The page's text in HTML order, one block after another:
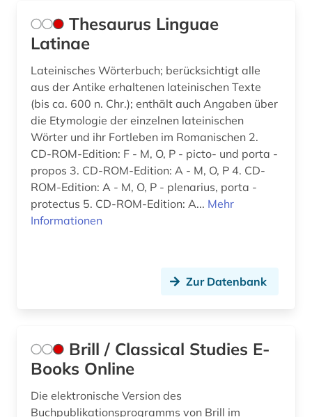
Thesaurus Linguae
Latinae
Lateinisches Wörterbuch; berücksichtigt alle
aus der Antike erhaltenen lateinischen Texte
(bis ca. 600 n. Chr.); enthält auch Angaben über
die Etymologie der einzelnen lateinischen
Wörter und ihr Fortleben im Romanischen 2.
CD-ROM-Edition: F - M, O, P - picto- und porta -
propos 3. CD-ROM-Edition: A - M, O, P 4. CD-
ROM-Edition: A - M, O, P - plenarius, porta -
protectus 5. CD-ROM-Edition: A... Mehr
Informationen
Zur Datenbank
Brill / Classical Studies E-
Books Online
Die elektronische Version des
Buchpublikationsprogramms von Brill im